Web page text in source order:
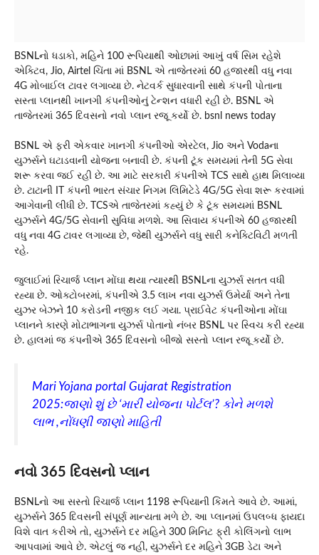
BSNLનો ધડાકો, મહિને 100 રૂપિયાથી ઓછામાં આખું વર્ષ સિમ રહેશે
એક્ટિવ, Jio, Airtel ચિંતા માં BSNL એ તાજેતરમાં 60 હજારથી વધુ નવા
4G મોબાઈલ ટાવર લગાવ્યા છે. નેટવર્ક સુધારવાની સાથે કંપની પોતાના
સસ્તા પ્લાનથી ખાનગી કંપનીઓનું ટેન્શન વધારી રહી છે. BSNL એ
તાજેતરમાં 365 દિવસનો નવો પ્લાન રજૂ કર્યો છે. bsnl news today
BSNL એ ફરી એકવાર ખાનગી કંપનીઓ એરટેલ, Jio અને Vodaના
યુઝર્સને ઘટાડવાની યોજના બનાવી છે. કંપની ટૂંક સમયમાં તેની 5G સેવા
શરૂ કરવા જઈ રહી છે. આ માટે સરકારી કંપનીએ TCS સાથે હાથ મિલાવ્યા
છે. ટાટાની IT કંપની ભારત સંચાર નિગમ લિમિટેડે 4G/5G સેવા શરૂ કરવામાં
આગેવાની લીધી છે. TCSએ તાજેતરમાં કહ્યું છે કે ટૂંક સમયમાં BSNL
યુઝર્સને 4G/5G સેવાની સુવિધા મળશે. આ સિવાય કંપનીએ 60 હજારથી
વધુ નવા 4G ટાવર લગાવ્યા છે, જેથી યુઝર્સને વધુ સારી કનેક્ટિવિટી મળતી
રહે.
જુલાઈમાં રિચાર્જ પ્લાન મોંઘા થયા ત્યારથી BSNLના યુઝર્સ સતત વધી
રહ્યા છે. ઓક્ટોબરમાં, કંપનીએ 3.5 લાખ નવા યુઝર્સ ઉમેર્યા અને તેના
યુઝર બેઝને 10 કરોડની નજીક લઈ ગયા. પ્રાઈવેટ કંપનીઓના મોંઘા
પ્લાનને કારણે મોટાભાગના યુઝર્સ પોતાનો નંબર BSNL પર સ્વિચ કરી રહ્યા
છે. હાલમાં જ કંપનીએ 365 દિવસનો બીજો સસ્તો પ્લાન રજૂ કર્યો છે.
Mari Yojana portal Gujarat Registration
2025:જાણો શું છે ‘મારી યોજના પોર્ટલ’? કોને મળશે
લાભ ,નોંધણી જાણો માહિતી
નવો 365 દિવસનો પ્લાન
BSNLનો આ સસ્તો રિચાર્જ પ્લાન 1198 રૂપિયાની કિંમતે આવે છે. આમાં,
યુઝર્સને 365 દિવસની સંપૂર્ણ માન્યતા મળે છે. આ પ્લાનમાં ઉપલબ્ધ ફાયદા
વિશે વાત કરીએ તો, યુઝર્સને દર મહિને 300 મિનિટ ફ્રી કોલિંગનો લાભ
આપવામાં આવે છે. એટલું જ નહીં, યુઝર્સને દર મહિને 3GB ડેટા અને